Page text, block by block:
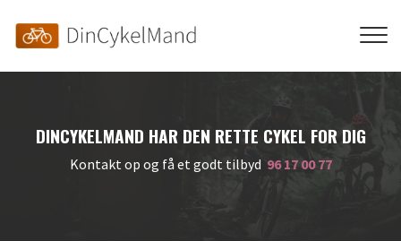
hovedindhold
DINCYKELMAND HAR DEN RETTE CYKEL FOR DIG
Kontakt op og få et godt tilbyd 96 17 00 77